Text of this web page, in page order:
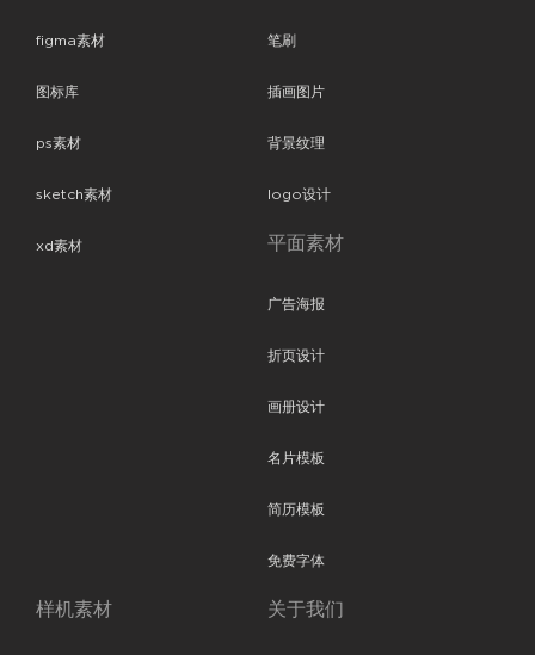
figma素材
图标库
ps素材
sketch素材
xd素材
笔刷
插画图片
背景纹理
logo设计
平面素材
广告海报
折页设计
画册设计
名片模板
简历模板
免费字体
样机素材 关于我们